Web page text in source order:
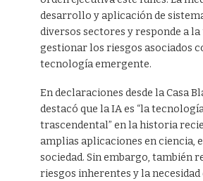
desarrollo y aplicación de
diversos sectores y responde a la
gestionar los riesgos asociados
tecnología emergente.
En declaraciones desde la Casa
destacó que la IA es “la
trascendental” en la historia
amplias aplicaciones en ciencia,
sociedad. Sin embargo, también
riesgos inherentes y la necesidad